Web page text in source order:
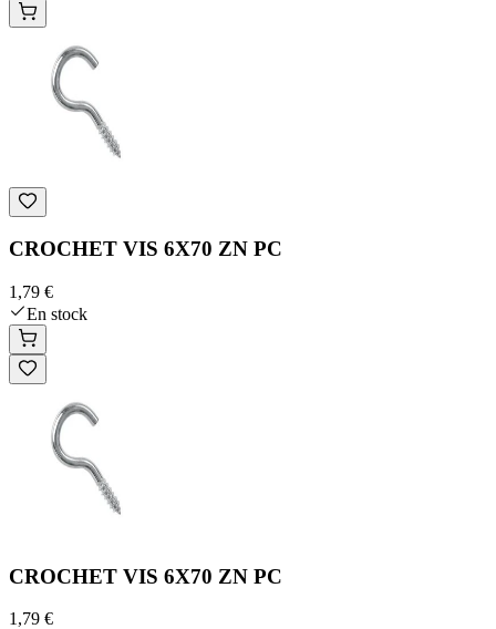
CROCHET VIS 6X70 ZN PC
1,79 €
En stock
CROCHET VIS 6X70 ZN PC
1,79 €